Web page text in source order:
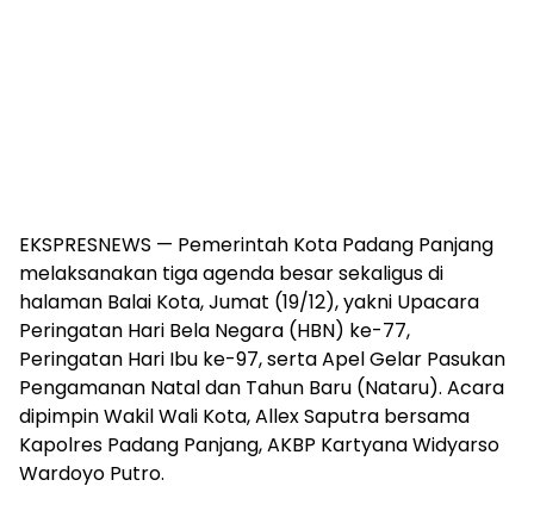
EKSPRESNEWS — Pemerintah Kota Padang Panjang
melaksanakan tiga agenda besar sekaligus di
halaman Balai Kota, Jumat (19/12), yakni Upacara
Peringatan Hari Bela Negara (HBN) ke-77,
Peringatan Hari Ibu ke-97, serta Apel Gelar Pasukan
Pengamanan Natal dan Tahun Baru (Nataru). Acara
dipimpin Wakil Wali Kota, Allex Saputra bersama
Kapolres Padang Panjang, AKBP Kartyana Widyarso
Wardoyo Putro.